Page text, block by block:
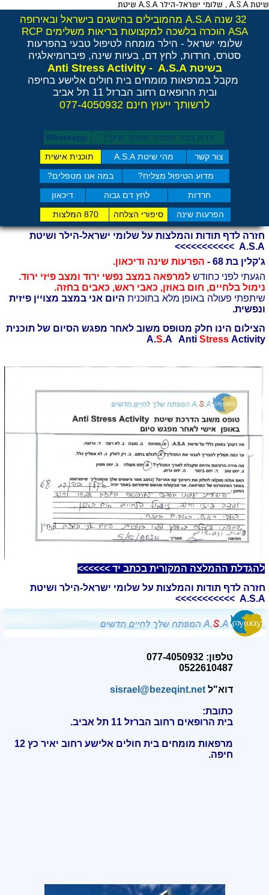
שיטת A.S.A , שלומי ישראל-הילר A.S.A שיטת
צור קשר מהי שיטת A.S.A תוכנית אישית
חרדות לחץ דם גבוה דיכאון
מדוע הטיפול מצליח? במה אנו מטפלים?
הפרעות שינה סיפורי הצלחה 870 המלצות
בדוק כמה תסמיני סט​רס יש לך? Whatsapp
32 שנה A.S.A מהמובילים בהישגים בישראל ובאירופה
ASA הוכרה בלשכה למקצועות בריאות משלימים RCP
שלומי ישראל - הילר מומחה לטיפול טבעי בהפרעות
סטרס, חרדות, לחץ דם, בעיות שינה, פיברומיאלגיה
בשיטת Anti Stress Activity - A.S.A
מקבל במרפאות מומחים בית חולים אלישע בחיפה
ובית הרופאים רחוב הברזל 11 תל אביב
לרשותך ייעוץ חינם 077-4050932
ג'קלין בת 68 -
הפרעות שינה ודיכאון.
הגעתי לפני כחודשלמרפאה במצב נפשי ירוד ומצב פיזי ירוד.
נימול בלחיים, חום באוזן, כאבי ראש, כאבים בחזה.
שיתפתי פעולה באופן מלא בתוכנית היום אני במצב מצויין פיזית
ונפשית.
הצילום הינו חלק מטופס משוב לאחר מפגש הסיום של תוכנית
A.S.A Anti StressActivity
חזרה לדף תודות והמלצות על שלומי ישראל-הילר ושיטת
A.S.A >>>>>>>>>>>
חזרה לדף תודות והמלצות על שלומי ישראל-הילר ושיטת
A.S.A >>>>>>>>>>>
להגדלת ההמלצה המקורית בכתב יד >>>>>>
טלפון: 077-4050932
0522610487
דוא"לsisrael@bezeqint.net
כתובת:
בית הרופאים רחוב הברזל 11 תל אביב.
מרפאות מומחים בית חולים אלישע רחוב יאיר כץ 12
חיפה.